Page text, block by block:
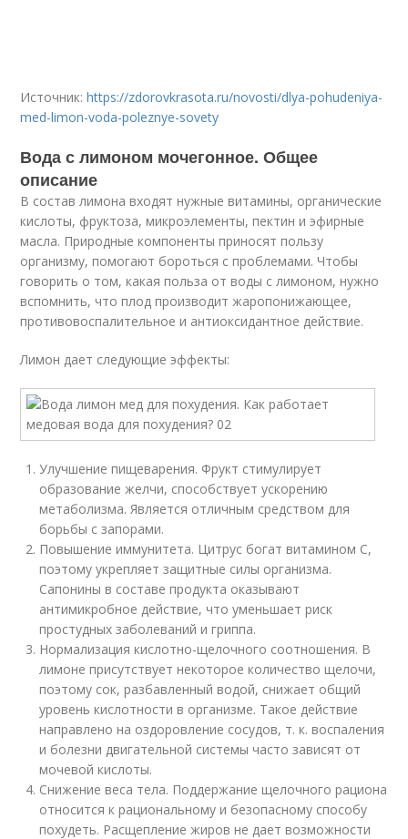
Источник:https://zdorovkrasota.ru/novosti/dlya-pohudeniya-
med-limon-voda-poleznye-sovety
Вода с лимоном мочегонное. Общее
описание
В состав лимона входят нужные витамины, органические
кислоты, фруктоза, микроэлементы, пектин и эфирные
масла. Природные компоненты приносят пользу
организму, помогают бороться с проблемами. Чтобы
говорить о том, какая польза от воды с лимоном, нужно
вспомнить, что плод производит жаропонижающее,
противовоспалительное и антиоксидантное действие.
Лимон дает следующие эффекты:
Улучшение пищеварения. Фрукт стимулирует
образование желчи, способствует ускорению
метаболизма. Является отличным средством для
борьбы с запорами.
Повышение иммунитета. Цитрус богат витамином С,
поэтому укрепляет защитные силы организма.
Сапонины в составе продукта оказывают
антимикробное действие, что уменьшает риск
простудных заболеваний и гриппа.
Нормализация кислотно-щелочного соотношения. В
лимоне присутствует некоторое количество щелочи,
поэтому сок, разбавленный водой, снижает общий
уровень кислотности в организме. Такое действие
направлено на оздоровление сосудов, т. к. воспаления
и болезни двигательной системы часто зависят от
мочевой кислоты.
Снижение веса тела. Поддержание щелочного рациона
относится к рациональному и безопасному способу
похудеть. Расщепление жиров не дает возможности